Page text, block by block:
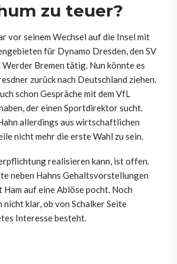
zu teuer?
vor seinem Wechsel auf die Insel mit
für Dynamo Dresden, den SV
Bremen tätig. Nun könnte es
zurück nach Deutschland ziehen.
schon Gespräche mit dem VfL
der einen Sportdirektor sucht.
allerdings aus wirtschaftlichen
nicht mehr die erste Wahl zu sein.
realisieren kann, ist offen.
neben Hahns Gehaltsvorstellungen
Ham auf eine Ablöse pocht. Noch
klar, ob von Schalker Seite
Interesse besteht.